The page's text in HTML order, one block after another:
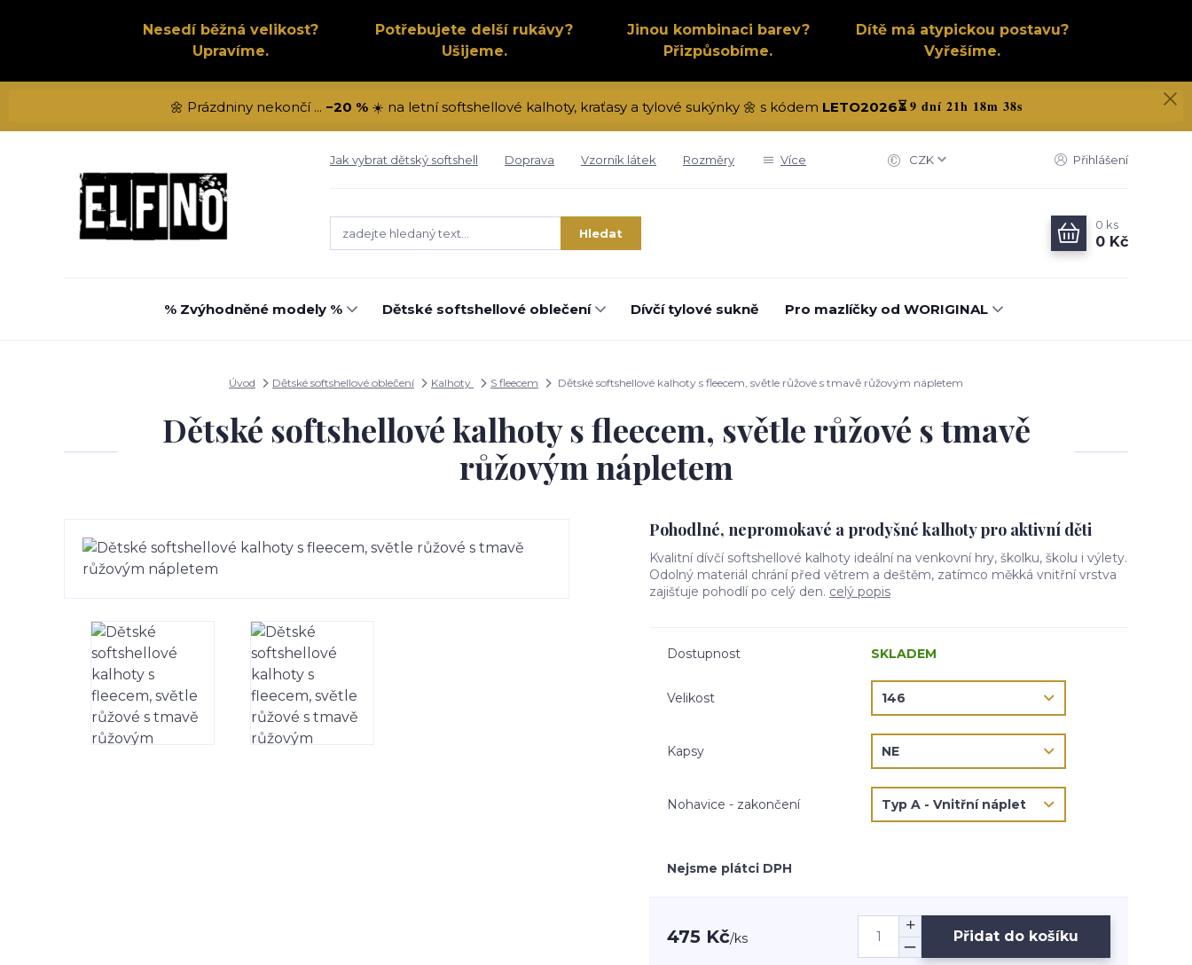
Nesedí běžná velikost?
Upravíme.
Potřebujete delší rukávy?
Ušijeme.
Jinou kombinaci barev?
Přizpůsobíme.
Dítě má atypickou postavu?
Vyřešíme.
🌼 Prázdniny nekončí ... −20 %☀️ na letní softshellové kalhoty, kraťasy a tylové sukýnky 🌼 s kódem LETO2026⏳9 dní 21h 18m 37s
Jak vybrat dětský softshell Doprava Vzorník látek Rozměry Více CZK Přihlášení
Hledat
0 ks
0 Kč
% Zvýhodněné modely % Dětské softshellové oblečení Dívčí tylové sukně Pro mazlíčky od WORIGINAL
Úvod Dětské softshellové oblečení Kalhoty S fleecem Dětské softshellové kalhoty s fleecem, světle růžové s tmavě růžovým nápletem
Dětské softshellové kalhoty s fleecem, světle růžové s tmavě
růžovým nápletem
Pohodlné, nepromokavé a prodyšné kalhoty pro aktivní děti
Kvalitní dívčí softshellové kalhoty ideální na venkovní hry, školku, školu i výlety.
Odolný materiál chrání před větrem a deštěm, zatímco měkká vnitřní vrstva
zajišťuje pohodlí po celý den. celý popis
Dostupnost SKLADEM
Velikost
Kapsy
Nohavice - zakončení
Nejsme plátci DPH
475 Kč/ks Přidat do košíku